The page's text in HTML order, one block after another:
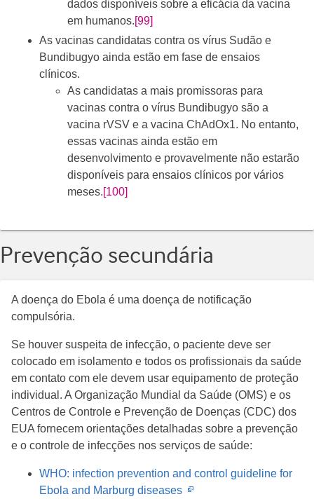
dados disponíveis sobre a eficácia da vacina
em humanos.[99]
As vacinas candidatas contra os vírus Sudão e
Bundibugyo ainda estão em fase de ensaios
clínicos.
As candidatas a mais promissoras para
vacinas contra o vírus Bundibugyo são a
vacina rVSV e a vacina ChAdOx1. No entanto,
essas vacinas ainda estão em
desenvolvimento e provavelmente não estarão
disponíveis para ensaios clínicos por vários
meses.[100]
Prevenção secundária
A doença do Ebola é uma doença de notificação
compulsória.
Se houver suspeita de infecção, o paciente deve ser
colocado em isolamento e todos os profissionais da saúde
em contato com ele devem usar equipamento de proteção
individual. A Organização Mundial da Saúde (OMS) e os
Centros de Controle e Prevenção de Doenças (CDC) dos
EUA fornecem orientações detalhadas sobre a prevenção
e o controle de infecções nos serviços de saúde:
WHO: infection prevention and control guideline for
Ebola and Marburg diseases